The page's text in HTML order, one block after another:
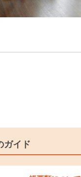
ガイド